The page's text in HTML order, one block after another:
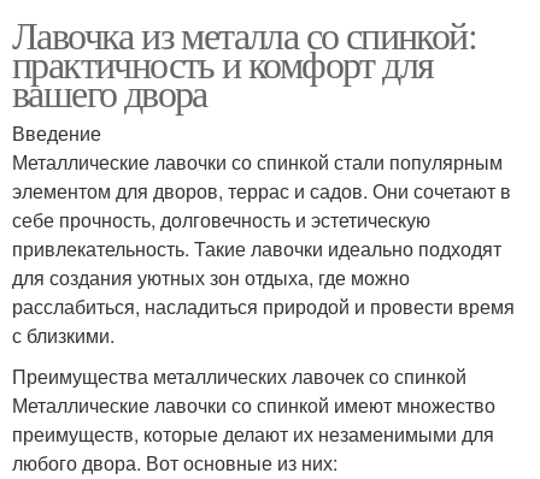
Лавочка из металла со спинкой:
практичность и комфорт для
вашего двора
Введение
Металлические лавочки со спинкой стали популярным
элементом для дворов, террас и садов. Они сочетают в
себе прочность, долговечность и эстетическую
привлекательность. Такие лавочки идеально подходят
для создания уютных зон отдыха, где можно
расслабиться, насладиться природой и провести время
с близкими.
Преимущества металлических лавочек со спинкой
Металлические лавочки со спинкой имеют множество
преимуществ, которые делают их незаменимыми для
любого двора. Вот основные из них: